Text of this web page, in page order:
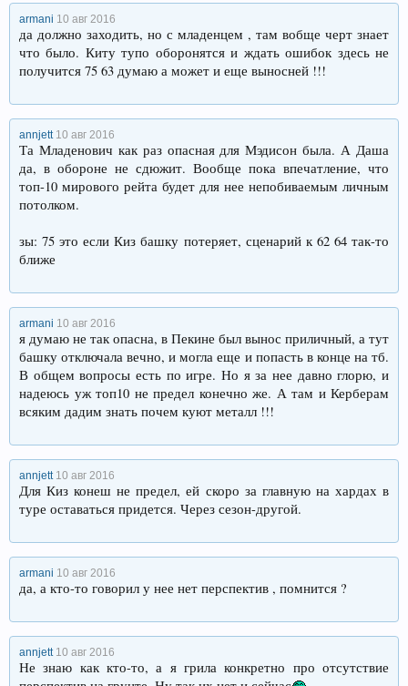
armani 10 авг 2016
да должно заходить, но с младенцем , там вобще черт знает
что было. Киту тупо оборонятся и ждать ошибок здесь не
получится 75 63 думаю а может и еще выносней !!!
annjett 10 авг 2016
Та Младенович как раз опасная для Мэдисон была. А Даша
да, в обороне не сдюжит. Вообще пока впечатление, что
топ-10 мирового рейта будет для нее непобиваемым личным
потолком.
зы: 75 это если Киз башку потеряет, сценарий к 62 64 так-то
ближе
armani 10 авг 2016
я думаю не так опасна, в Пекине был вынос приличный, а тут
башку отключала вечно, и могла еще и попасть в конце на тб.
В общем вопросы есть по игре. Но я за нее давно глорю, и
надеюсь уж топ10 не предел конечно же. А там и Керберам
всяким дадим знать почем куют металл !!!
annjett 10 авг 2016
Для Киз конеш не предел, ей скоро за главную на хардах в
туре оставаться придется. Через сезон-другой.
armani 10 авг 2016
да, а кто-то говорил у нее нет перспектив , помнится ?
annjett 10 авг 2016
Не знаю как кто-то, а я грила конкретно про отсутствие